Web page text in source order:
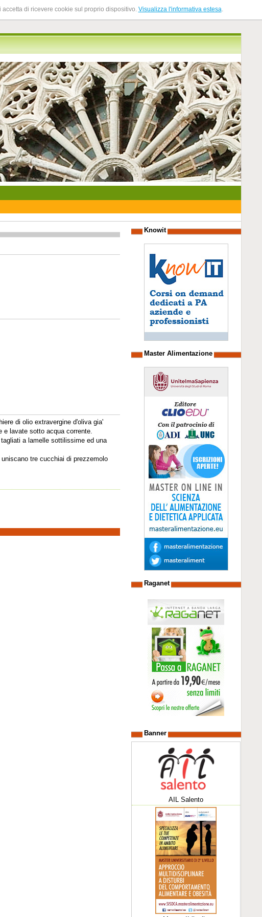
di ricevere cookie sul proprio dispositivo. Visualizza l'informativa estesa.
di olio extravergine d'oliva gia'
e lavate sotto acqua corrente.
a lamelle sottilissime ed una
tre cucchiai di prezzemolo
Knowit
Master Alimentazione
Raganet
Banner
AIL Salento